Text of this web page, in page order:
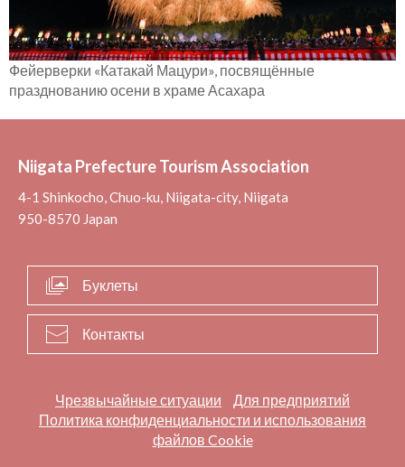
Фейерверки «Катакай Мацури», посвящённые
празднованию осени в храме Асахара
Niigata Prefecture Tourism Association
4-1 Shinkocho, Chuo-ku, Niigata-city, Niigata
950-8570 Japan
Буклеты
Контакты
Чрезвычайные ситуации
Для предприятий
Политика конфиденциальности и использования
файлов Cookie